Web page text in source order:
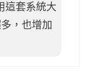
這套系統大
，也增加